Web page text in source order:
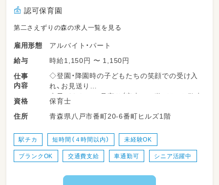
認可保育園
第二さえずりの森の求人一覧を見る
雇用形態
アルバイト・パート
給与
時給1,150円 〜 1,150円
仕事
内容
◇登園・降園時の子どもたちの笑顔での受け入
れ、お見送り
◇子どもたちの見守り（室内での遊びや、お散歩
などの戸外活動の引率）
◇排泄の自立サポート、おむつ交換、着替えの補
◇楽しいもぐもぐ時間を支える食事介助
◇お昼寝（午睡）の準備や、安全な睡眠の見守り
◇お部屋の清掃や、おもちゃの消毒など、子ども
◇季節の行事やイベントの計画・準備・運営
資格
保育士
住所
青森県八戸市番町20-6番町ヒルズ1階
駅チカ 短時間（４時間以内） 未経験OK
ブランクOK 交通費支給 車通勤可 シニア活躍中